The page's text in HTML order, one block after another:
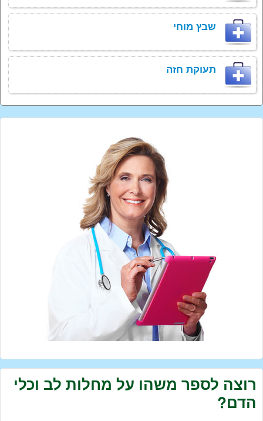
שבץ מוחי
תעוקת חזה
רוצה לספר משהו על מחלות לב וכלי
הדם?